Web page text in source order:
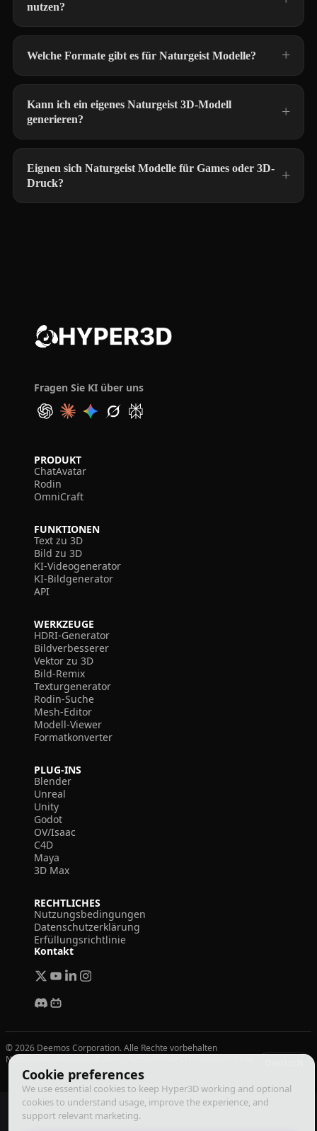
Cookie preferences
We use essential cookies to keep Hyper3D working and optional
cookies to understand usage, improve the experience, and
support relevant marketing.
nutzen?
Welche Formate gibt es für Naturgeist Modelle?
Kann ich ein eigenes Naturgeist 3D-Modell
generieren?
Eignen sich Naturgeist Modelle für Games oder 3D-
Druck?
Fragen Sie KI über uns
PRODUKT
ChatAvatar
Rodin
OmniCraft
FUNKTIONEN
Text zu 3D
Bild zu 3D
KI-Videogenerator
KI-Bildgenerator
API
WERKZEUGE
HDRI-Generator
Bildverbesserer
Vektor zu 3D
Bild-Remix
Texturgenerator
Rodin-Suche
Mesh-Editor
Modell-Viewer
Formatkonverter
PLUG-INS
Blender
Unreal
Unity
Godot
OV/Isaac
C4D
Maya
3D Max
RECHTLICHES
Nutzungsbedingungen
Datenschutzerklärung
Erfüllungsrichtlinie
Kontakt
© 2026 Deemos Corporation. Alle Rechte vorbehalten
Nutzungsbedingungen